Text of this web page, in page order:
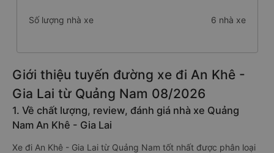
Số lượng nhà xe 6 nhà xe
Giới thiệu tuyến đường xe đi An Khê -
Gia Lai từ Quảng Nam 08/2026
1. Về chất lượng, review, đánh giá nhà xe Quảng
Nam An Khê - Gia Lai
Xe đi An Khê - Gia Lai từ Quảng Nam tốt nhất được phân loại